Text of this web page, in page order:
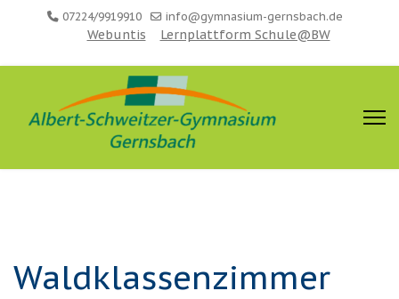
07224/9919910 info@gymnasium-gernsbach.de
Webuntis Lernplattform Schule@BW
Waldklassenzimmer